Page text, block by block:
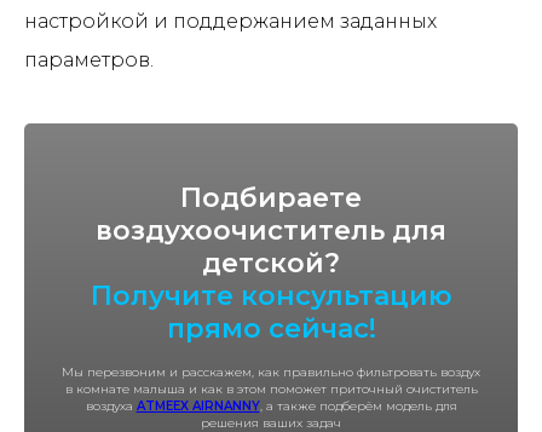
настройкой и поддержанием заданных
параметров.
Подбираете
воздухоочиститель для
детской?
Получите консультацию
прямо сейчас!
Мы перезвоним и расскажем, как правильно фильтровать воздух
в комнате малыша и как в этом поможет приточный очиститель
воздуха ATMEEX AIRNANNY, а также подберём модель для
решения ваших задач